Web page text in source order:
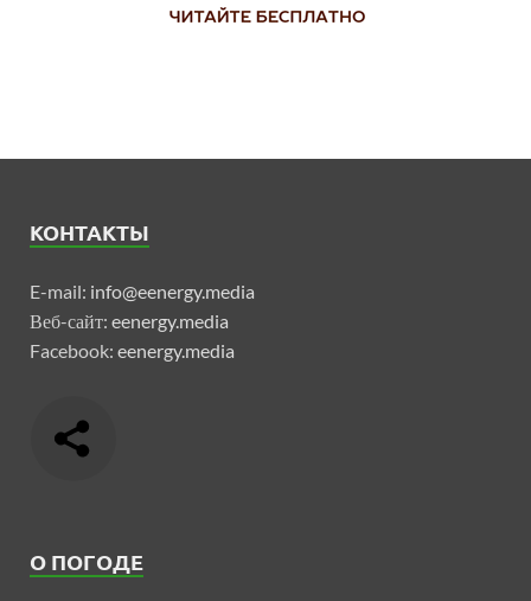
КОНТАКТЫ
E-mail: info@eenergy.media
Веб-сайт: eenergy.media
Facebook: eenergy.media
О ПОГОДЕ